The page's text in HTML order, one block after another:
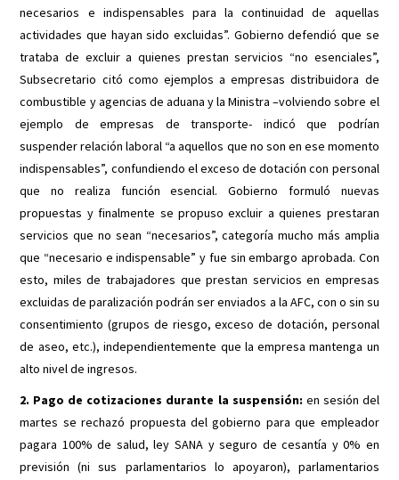
necesarios e indispensables para la continuidad de aquellas
actividades que hayan sido excluidas”. Gobierno defendió que se
trataba de excluir a quienes prestan servicios “no esenciales”,
Subsecretario citó como ejemplos a empresas distribuidora de
combustible y agencias de aduana y la Ministra –volviendo sobre el
ejemplo de empresas de transporte- indicó que podrían
suspender relación laboral “a aquellos que no son en ese momento
indispensables”, confundiendo el exceso de dotación con personal
que no realiza función esencial. Gobierno formuló nuevas
propuestas y finalmente se propuso excluir a quienes prestaran
servicios que no sean “necesarios”, categoría mucho más amplia
que “necesario e indispensable” y fue sin embargo aprobada. Con
esto, miles de trabajadores que prestan servicios en empresas
excluidas de paralización podrán ser enviados a la AFC, con o sin su
consentimiento (grupos de riesgo, exceso de dotación, personal
de aseo, etc.), independientemente que la empresa mantenga un
alto nivel de ingresos.
2. Pago de cotizaciones durante la suspensión: en sesión del
martes se rechazó propuesta del gobierno para que empleador
pagara 100% de salud, ley SANA y seguro de cesantía y 0% en
previsión (ni sus parlamentarios lo apoyaron), parlamentarios